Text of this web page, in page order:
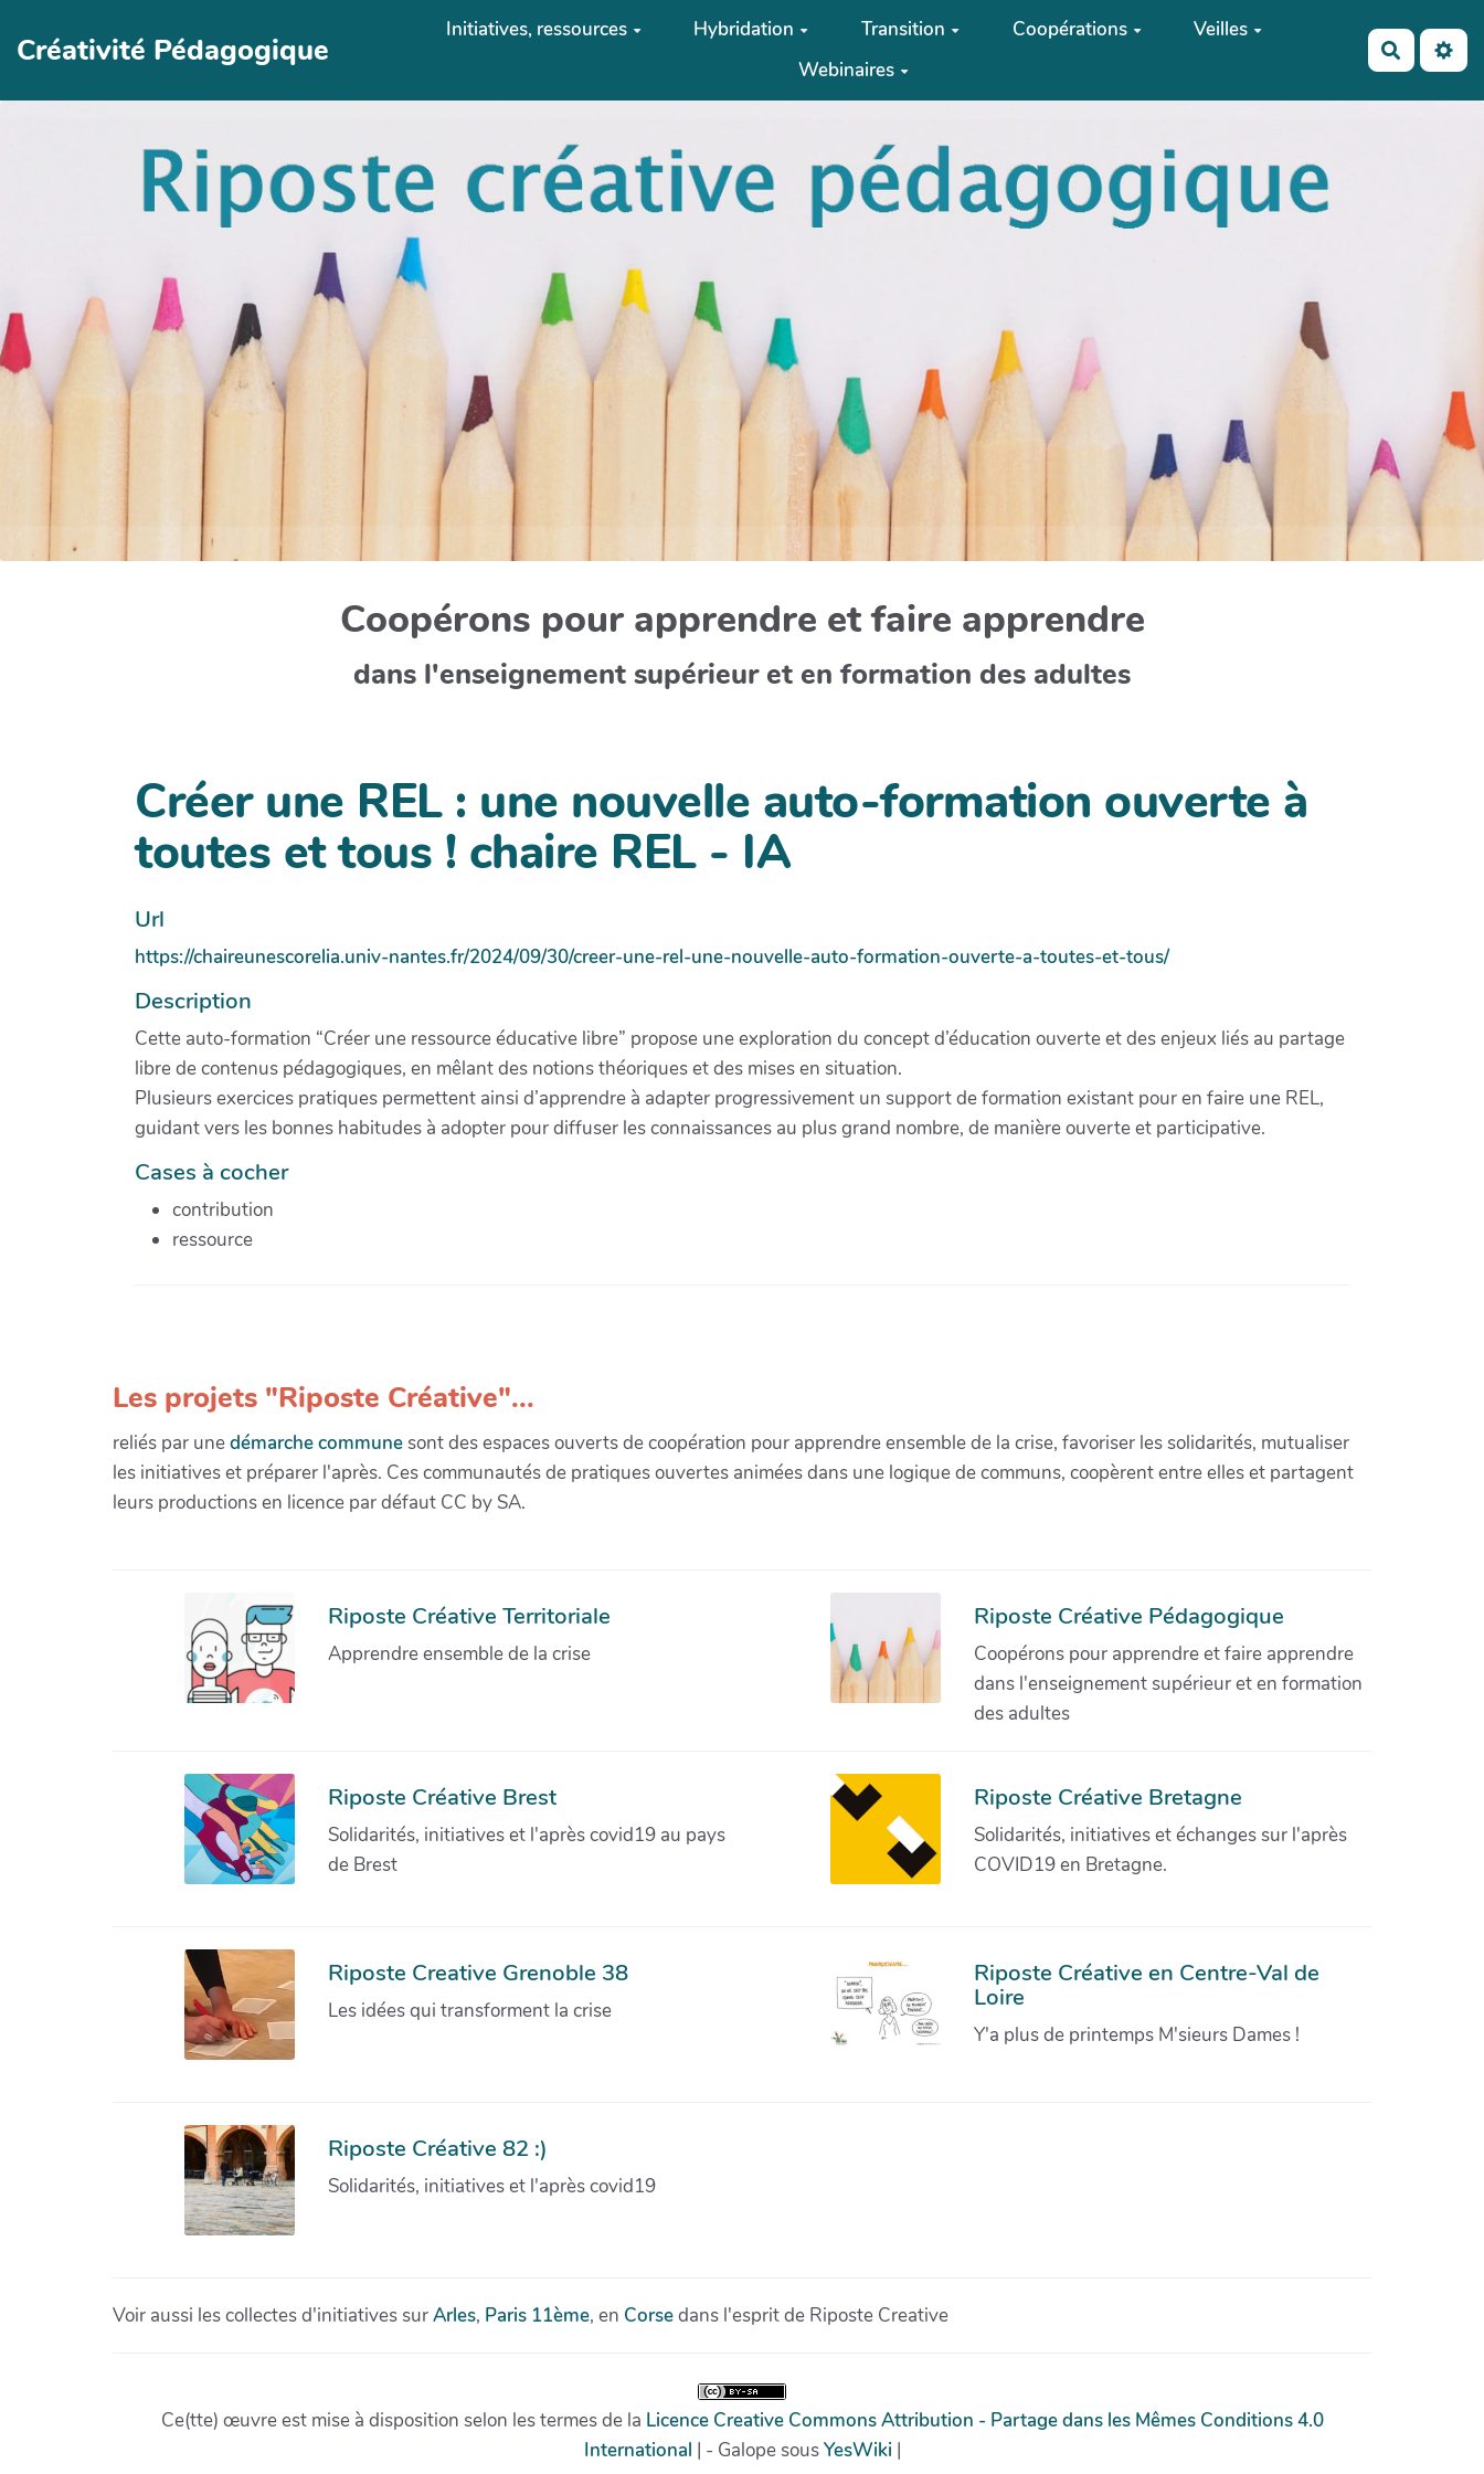
Créativité Pédagogique
Initiatives, ressources Hybridation Transition Coopérations
Veilles
Webinaires
Coopérons pour apprendre et faire apprendre
dans l'enseignement supérieur et en formation des adultes
Créer une REL : une nouvelle auto-formation ouverte à
toutes et tous ! chaire REL - IA
Url
https://chaireunescorelia.univ-nantes.fr/2024/09/30/creer-une-rel-une-nouvelle-auto-formation-ouverte-a-toutes-et-tous/
Description
Cette auto-formation “Créer une ressource éducative libre” propose une exploration du concept d’éducation ouverte et des enjeux liés au partage
libre de contenus pédagogiques, en mêlant des notions théoriques et des mises en situation.
Plusieurs exercices pratiques permettent ainsi d’apprendre à adapter progressivement un support de formation existant pour en faire une REL,
guidant vers les bonnes habitudes à adopter pour diffuser les connaissances au plus grand nombre, de manière ouverte et participative.
Cases à cocher
contribution
ressource